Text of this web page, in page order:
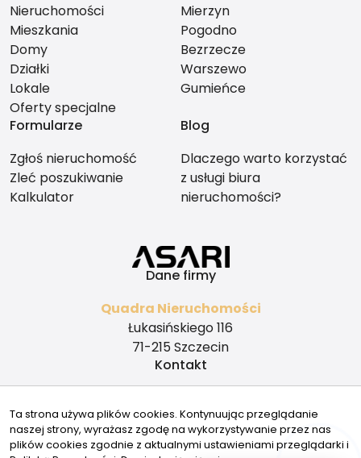
Nieruchomości
Mieszkania
Domy
Działki
Lokale
Oferty specjalne
Mierzyn
Pogodno
Bezrzecze
Warszewo
Gumieńce
Formularze
Zgłoś nieruchomość
Zleć poszukiwanie
Kalkulator
Blog
Dlaczego warto korzystać
z usługi biura
nieruchomości?
Dane firmy
Quadra Nieruchomości
Łukasińskiego 116
71-215 Szczecin
Kontakt
600018417
Znajdziesz nas tu
Ta strona używa plików cookies. Kontynuując przeglądanie
naszej strony, wyrażasz zgodę na wykorzystywanie przez nas
plików cookies zgodnie z aktualnymi ustawieniami przeglądarki i